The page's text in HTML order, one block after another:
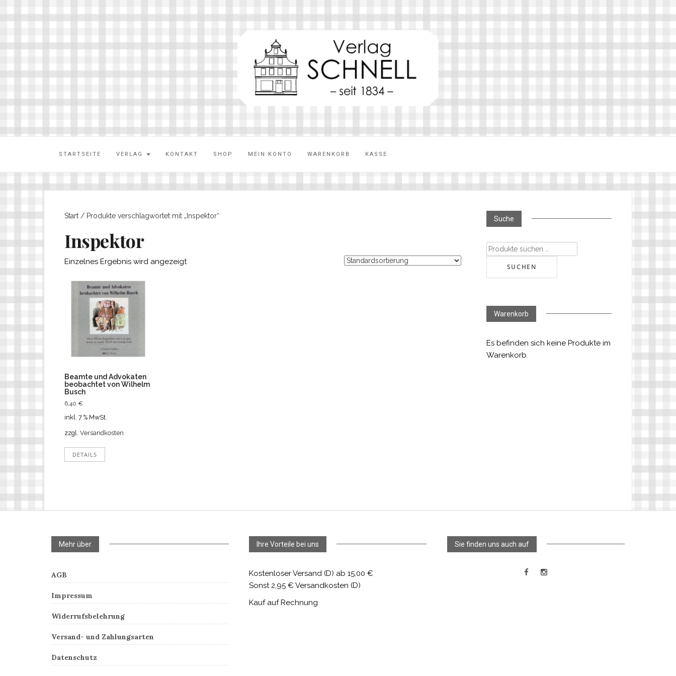
STARTSEITE VERLAG KONTAKT SHOP MEIN KONTO WARENKORB KASSE
Start / Produkte verschlagwortet mit „Inspektor“
Inspektor
Einzelnes Ergebnis wird angezeigt
Beamte und Advokaten
beobachtet von Wilhelm
Busch
6,40 €
inkl. 7 % MwSt.
zzgl. Versandkosten
DETAILS
Suche
Suchen
nach:
SUCHEN
Warenkorb
Es befinden sich keine Produkte im
Warenkorb.
Mehr über
AGB
Impressum
Widerrufsbelehrung
Versand- und Zahlungsarten
Datenschutz
Ihre Vorteile bei uns
Kostenloser Versand (D) ab 15,00 €
Sonst 2,95 € Versandkosten (D)
Kauf auf Rechnung
Sie finden uns auch auf